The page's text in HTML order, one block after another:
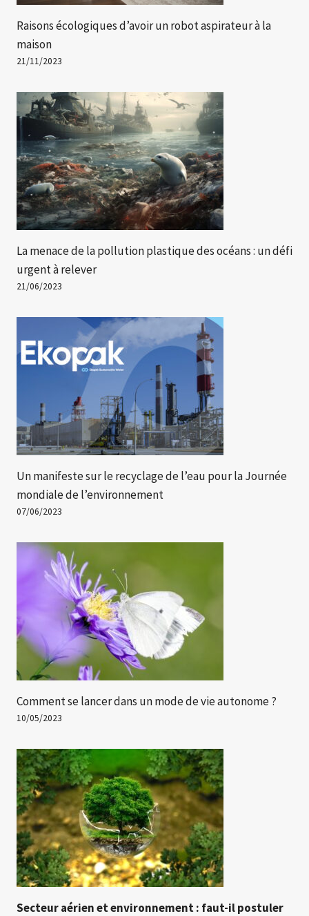
Raisons écologiques d’avoir un robot aspirateur à la
maison
21/11/2023
La menace de la pollution plastique des océans : un défi
urgent à relever
21/06/2023
Un manifeste sur le recyclage de l’eau pour la Journée
mondiale de l’environnement
07/06/2023
Comment se lancer dans un mode de vie autonome ?
10/05/2023
Secteur aérien et environnement : faut-il postuler